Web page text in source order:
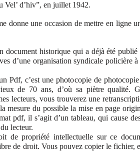
Vel’ d’hiv”, en juillet 1942.
donne une occasion de mettre en ligne
document historique qui a déjà été
d’une organisation syndicale policière
Pdf, c’est une photocopie de
de 70 ans, d’où sa piètre qualité.
lecteurs, vous trouverez une
mesure du possible la mise en page
pdf, il s’agit d’un tableau, qui cause
lecteur.
de propriété intellectuelle sur ce
de droit. Vous pouvez copier le fichier,